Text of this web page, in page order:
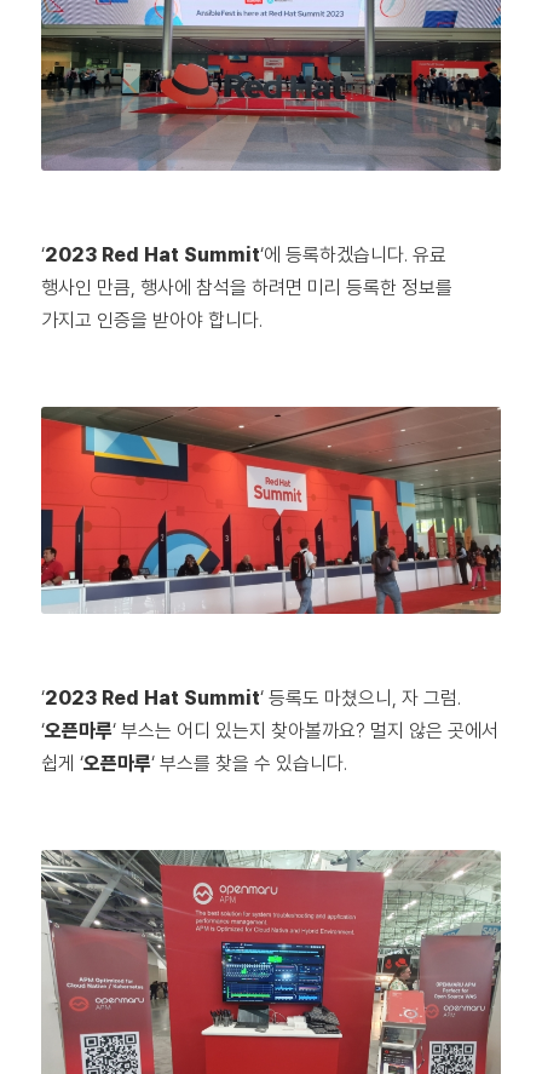
‘2023 Red Hat Summit‘에 등록하겠습니다. 유료
행사인 만큼, 행사에 참석을 하려면 미리 등록한 정보를
가지고 인증을 받아야 합니다.
‘2023 Red Hat Summit‘ 등록도 마쳤으니, 자 그럼.
‘오픈마루‘ 부스는 어디 있는지 찾아볼까요? 멀지 않은 곳에서
쉽게 ‘오픈마루‘ 부스를 찾을 수 있습니다.